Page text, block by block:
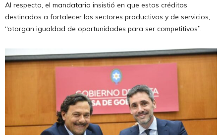
Al respecto, el mandatario insistió en que estos créditos
destinados a fortalecer los sectores productivos y de servicios,
“otorgan igualdad de oportunidades para ser competitivos”.